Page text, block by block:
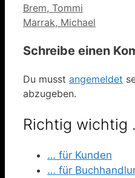
Brem, Tommi
Marrak, Michael
Schreibe einen
Du musst angemeldet
abzugeben.
Richtig wichtig
… für Kunden
… für